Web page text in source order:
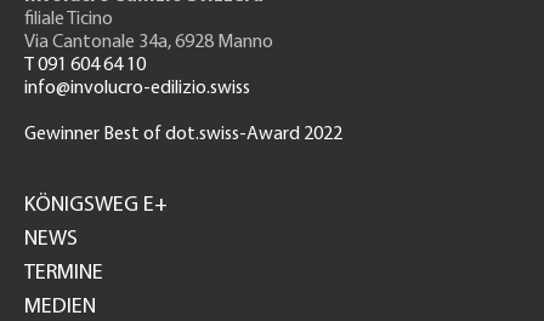
filiale Ticino
Via Cantonale 34a, 6928 Manno
T 091 604 64 10
info@involucro-edilizio.swiss
Gewinner Best of dot.swiss-Award 2022
GH
KÖNIGSWEG E+
NEWS
TERMINE
MEDIEN